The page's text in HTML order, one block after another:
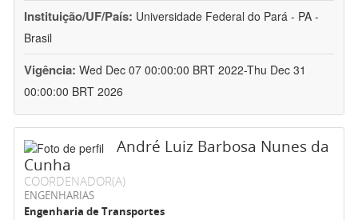
Instituição/UF/País: Universidade Federal do Pará - PA -
Brasil
Vigência: Wed Dec 07 00:00:00 BRT 2022-Thu Dec 31
00:00:00 BRT 2026
André Luiz Barbosa Nunes da
Cunha
COORDENADOR(A)
ENGENHARIAS
Engenharia de Transportes